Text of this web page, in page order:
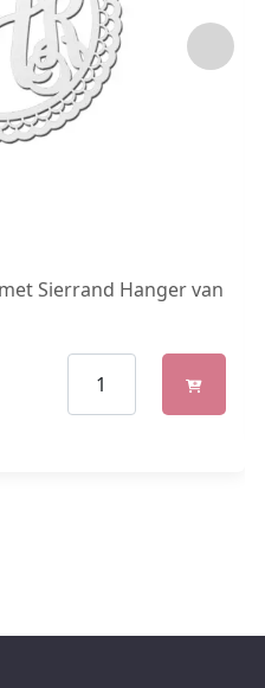
Sierrand Hanger van